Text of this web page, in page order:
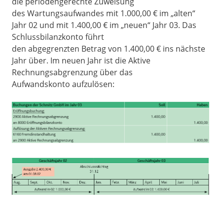
des Wartungsaufwandes mit 1.000,00 € im „alten“
Jahr 02 und mit 1.400,00 € im „neuen“ Jahr 03. Das
Schlussbilanzkonto führt
den abgegrenzten Betrag von 1.400,00 € ins nächste
Jahr über. Im neuen Jahr ist die Aktive
Rechnungsabgrenzung über das
Aufwandskonto aufzulösen: